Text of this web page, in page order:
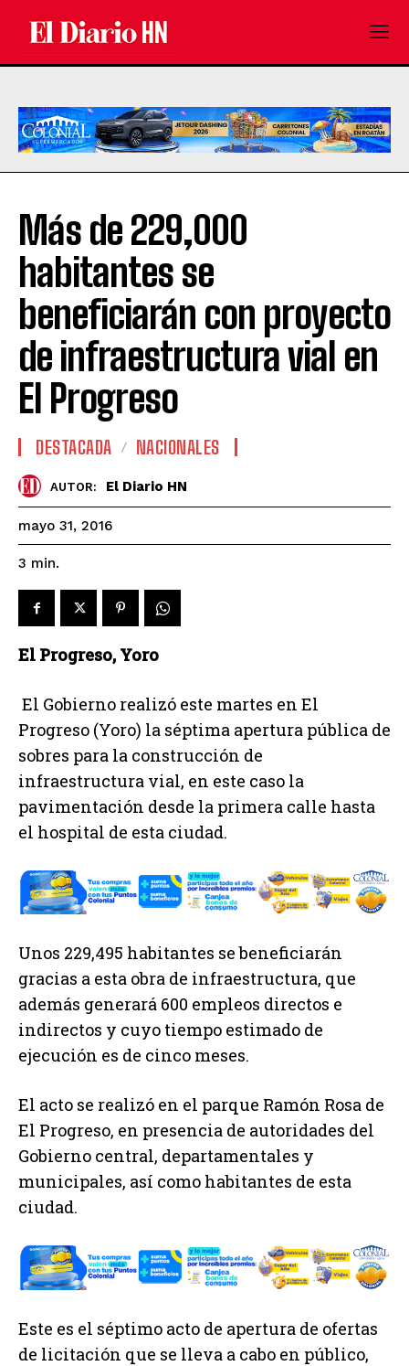
Más de 229,000
habitantes se
beneficiarán con proyecto
de infraestructura vial en
El Progreso
DESTACADA NACIONALES
AUTOR: El Diario HN
mayo 31, 2016
3 min.
El Progreso, Yoro
El Gobierno realizó este martes en El
Progreso (Yoro) la séptima apertura pública de
sobres para la construcción de
infraestructura vial, en este caso la
pavimentación desde la primera calle hasta
el hospital de esta ciudad.
Unos 229,495 habitantes se beneficiarán
gracias a esta obra de infraestructura, que
además generará 600 empleos directos e
indirectos y cuyo tiempo estimado de
ejecución es de cinco meses.
El acto se realizó en el parque Ramón Rosa de
El Progreso, en presencia de autoridades del
Gobierno central, departamentales y
municipales, así como habitantes de esta
ciudad.
Este es el séptimo acto de apertura de ofertas
de licitación que se lleva a cabo en público,